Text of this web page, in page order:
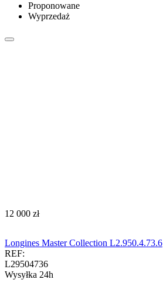
Proponowane
Wyprzedaż
‍12 000‍ zł
Longines Master Collection L2.950.4.73.6
REF:
L29504736
Wysyłka 24h